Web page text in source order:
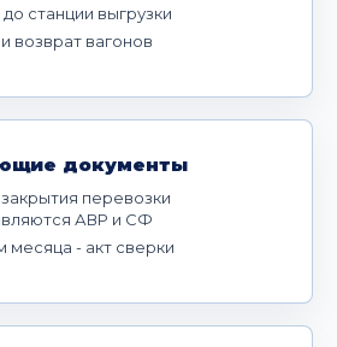
станции выгрузки
возврат вагонов
документы
перевозки
АВР и СФ
месяца - акт сверки